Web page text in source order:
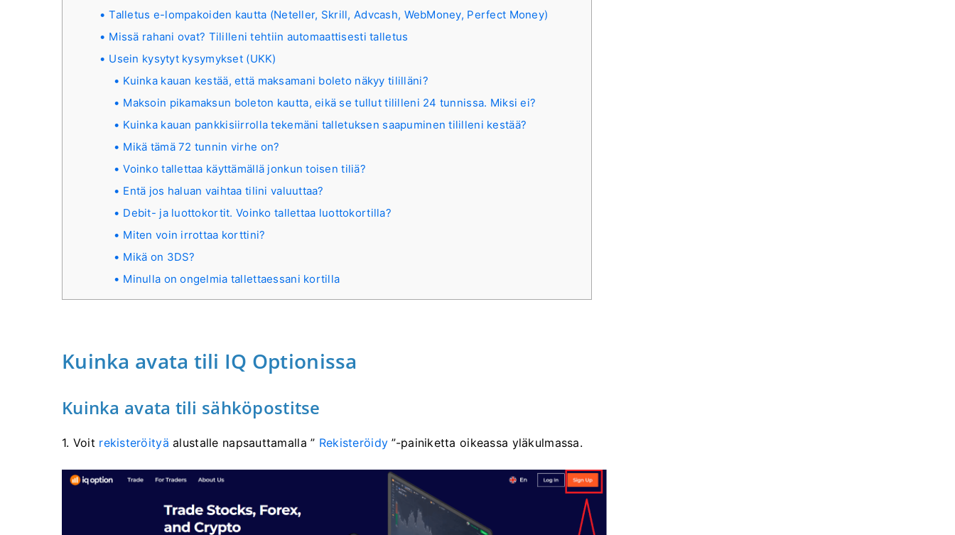
Talletus e-lompakoiden kautta (Neteller, Skrill, Advcash, WebMoney, Perfect Money)
Missä rahani ovat? Tililleni tehtiin automaattisesti talletus
Usein kysytyt kysymykset (UKK)
Kuinka kauan kestää, että maksamani boleto näkyy tililläni?
Maksoin pikamaksun boleton kautta, eikä se tullut tililleni 24 tunnissa. Miksi ei?
Kuinka kauan pankkisiirrolla tekemäni talletuksen saapuminen tililleni kestää?
Mikä tämä 72 tunnin virhe on?
Voinko tallettaa käyttämällä jonkun toisen tiliä?
Entä jos haluan vaihtaa tilini valuuttaa?
Debit- ja luottokortit. Voinko tallettaa luottokortilla?
Miten voin irrottaa korttini?
Mikä on 3DS?
Minulla on ongelmia tallettaessani kortilla
Kuinka avata tili IQ Optionissa
Kuinka avata tili sähköpostitse
1. Voit rekisteröityä alustalle napsauttamalla ” Rekisteröidy ”-painiketta oikeassa yläkulmassa.